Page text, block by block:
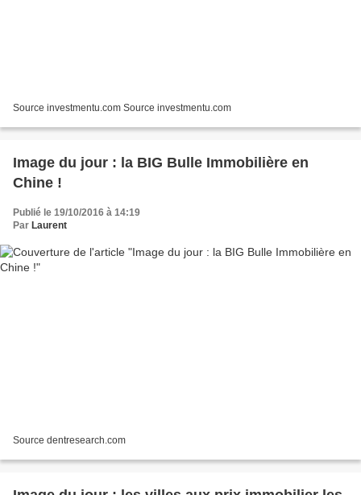
Source investmentu.com Source investmentu.com
Image du jour : la BIG Bulle Immobilière en
Chine !
Publié le 19/10/2016 à 14:19
Par Laurent
Source dentresearch.com